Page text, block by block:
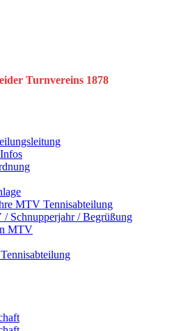
Turnvereins 1878
MTV Tennisabteilung
Schnupperjahr / Begrüßung
MTV